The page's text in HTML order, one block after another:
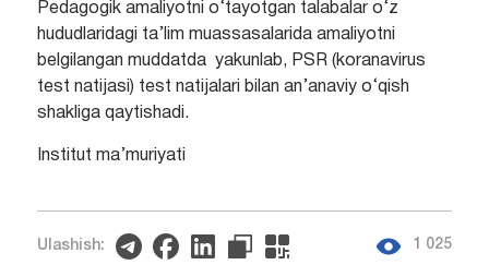
Pedagogik amaliyotni o‘tayotgan talabalar o‘z
hududlaridagi ta’lim muassasalarida amaliyotni
belgilangan muddatda yakunlab, PSR (koranavirus
test natijasi) test natijalari bilan an’anaviy o‘qish
shakliga qaytishadi.
Institut ma’muriyati
Ulashish: 1 025